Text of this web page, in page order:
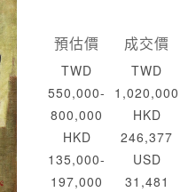
預估價
TWD
550,000-
800,000
HKD
135,000-
197,000
成交價
TWD
1,020,000
HKD
246,377
USD
31,481